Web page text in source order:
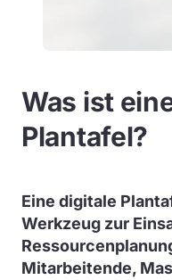
Was ist
Plantafel?
Eine digitale
Werkzeug zur
Mitarbeitende,